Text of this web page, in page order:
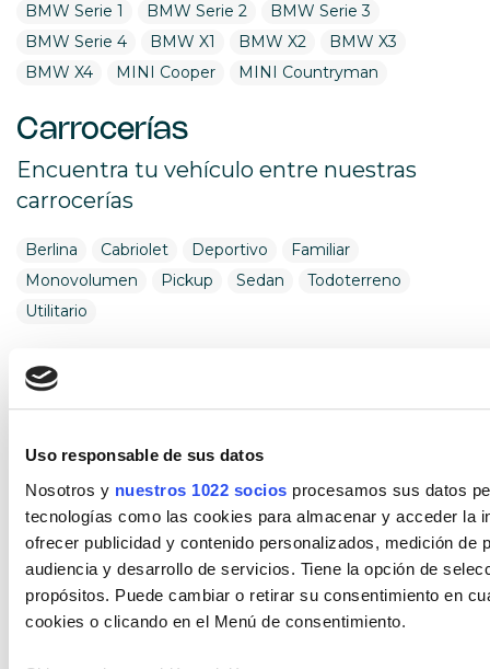
Uso responsable de sus datos
Nosotros y nuestros 1022 socios procesamos sus datos
tecnologías como las cookies para almacenar y acceder la
ofrecer publicidad y contenido personalizados, medición de
audiencia y desarrollo de servicios. Tiene la opción de
propósitos. Puede cambiar o retirar su consentimiento en
cookies o clicando en el Menú de consentimiento.
BMW Serie 1 BMW Serie 2
BMW Serie 3
BMW Serie 4
BMW X1 BMW X2
BMW X3
BMW X4
MINI Cooper MINI Countryman
Carrocerías
Encuentra tu vehículo entre nuestras
carrocerías
Berlina Cabriolet Deportivo
Familiar
Monovolumen
Pickup Sedan
Todoterreno
Utilitario
Combustible
Encuentra tu vehículo por combustible
Diésel Eléctrico Gasolina
Híbrido (Gasolina)
Híbrido enchufable
Cambio
Encuentra tu vehículo por cambios